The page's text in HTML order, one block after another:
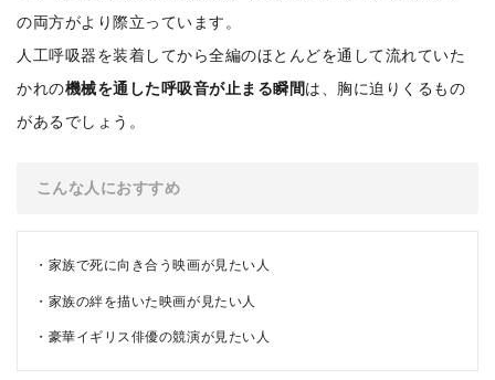
の両方がより際立っています。
人工呼吸器を装着してから全編のほとんどを通して流れていた
かれの機械を通した呼吸音が止まる瞬間は、胸に迫りくるもの
があるでしょう。
こんな人におすすめ
家族で死に向き合う映画が見たい人
家族の絆を描いた映画が見たい人
豪華イギリス俳優の競演が見たい人